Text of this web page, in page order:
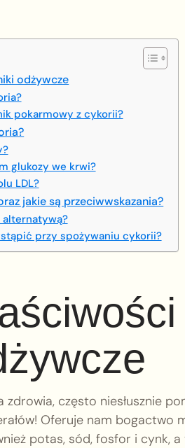
odżywcze
pokarmowy z cykorii?
glukozy we krwi?
LDL?
jakie są przeciwwskazania?
alternatywą?
przy spożywaniu cykorii?
często niesłusznie
Oferuje nam bogactwo
potas, sód, fosfor i cynk,